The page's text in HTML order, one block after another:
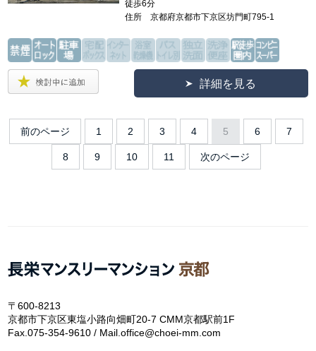
徒歩6分
住所 京都府京都市下京区坊門町795-1
詳細を見る
前のページ 1 2 3 4 5 6 7
8 9 10 11 次のページ
〒600-8213
京都市下京区東塩小路向畑町20-7 CMM京都駅前1F
Fax.075-354-9610 / Mail.office@choei-mm.com